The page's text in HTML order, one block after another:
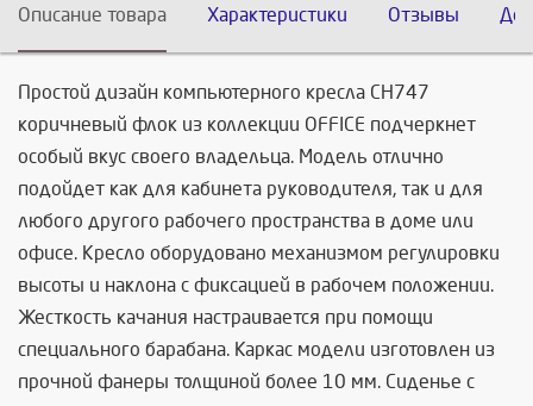
Описание товара Характеристики Отзывы
Простой дизайн компьютерного кресла CH747
коричневый флок из коллекции OFFICE подчеркнет
особый вкус своего владельца. Модель отлично
подойдет как для кабинета руководителя, так и для
любого другого рабочего пространства в доме или
офисе. Кресло оборудовано механизмом регулировки
высоты и наклона с фиксацией в рабочем положении.
Жесткость качания настраивается при помощи
специального барабана. Каркас модели изготовлен из
прочной фанеры толщиной более 10 мм. Сиденье с